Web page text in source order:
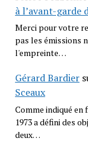
à l’avant-garde
Merci pour votre
pas les émissions
l'empreinte…
Gérard Bardier
Sceaux
Comme indiqué en
1973 a défini des
deux…